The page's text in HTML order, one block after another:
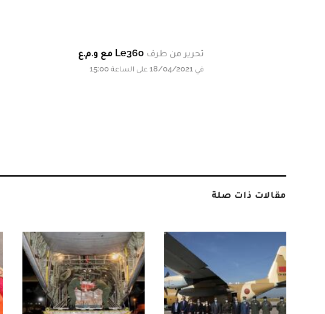
تحرير من طرف Le360 مع و.م.ع
في 18/04/2021 على الساعة 15:00
مقالات ذات صلة